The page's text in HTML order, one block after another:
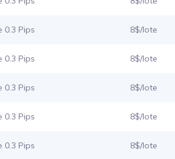
Pips 8$/lote
Pips 8$/lote
Pips 8$/lote
Pips 8$/lote
Pips 8$/lote